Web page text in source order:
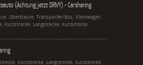
(Achtung jetzt DRIVY) - Carsharing
Oberklasse, Transporter/Bus, Kleinwagen,
Kurzstrecke, Langstrecke, Kurzstrecke
Kurzstrecke, Langstrecke, Kurzstrecke